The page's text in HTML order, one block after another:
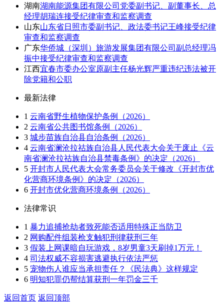
湖南湖南能源集团有限公司党委副书记、副董事长、总
经理胡瑞连接受纪律审查和监察调查
山东山东省日照市委副书记、政法委书记王峰接受纪律
审查和监察调查
广东华侨城（深圳）旅游发展集团有限公司副总经理冯
振中接受纪律审查和监察调查
江西宜春市委办公室原副主任杨光辉严重违纪违法被开
除党籍和公职
最新法律
1 云南省野生植物保护条例（2026）
2 云南省公共图书馆条例（2026）
3 城步苗族自治县自治条例（2026）
4 云南省澜沧拉祜族自治县人民代表大会关于废止《云
南省澜沧拉祜族自治县禁毒条例》的决定（2026）
5 开封市人民代表大会常务委员会关于修改《开封市优
化营商环境条例》的决定（2026）
6 开封市优化营商环境条例（2026）
法律常识
1 暴力追捕抢劫者致死能否适用特殊正当防卫
2 网购配件组装枪支触犯刑律获刑三年
3 假装上网课暗自玩游戏，8岁男童3天刷掉1万元！
4 司法权威不容损害逃避执行依法严惩
5 宠物伤人谁应当承担责任？《民法典》这样规定
6 明知犯罪仍帮结算获刑一年罚金三千
返回首页 返回顶部